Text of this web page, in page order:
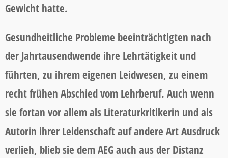
Gewicht hatte.
Gesundheitliche Probleme beeinträchtigten nach
der Jahrtausendwende ihre Lehrtätigkeit und
führten, zu ihrem eigenen Leidwesen, zu einem
recht frühen Abschied vom Lehrberuf. Auch wenn
sie fortan vor allem als Literaturkritikerin und als
Autorin ihrer Leidenschaft auf andere Art Ausdruck
verlieh, blieb sie dem AEG auch aus der Distanz